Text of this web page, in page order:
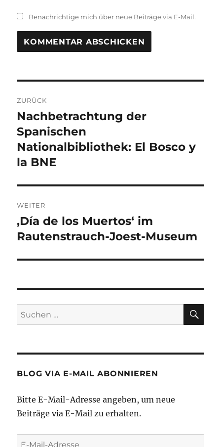
Benachrichtige mich über neue Beiträge via E-Mail.
ZURÜCK
Vorheriger
Beitrag:
Nachbetrachtung der
Spanischen
Nationalbibliothek: El Bosco y
la BNE
WEITER
Nächster
Beitrag:
‚Día de los Muertos‘ im
Rautenstrauch-Joest-Museum
Suche
nach:
BLOG VIA E-MAIL ABONNIEREN
Bitte E-Mail-Adresse angeben, um neue
Beiträge via E-Mail zu erhalten.
E-